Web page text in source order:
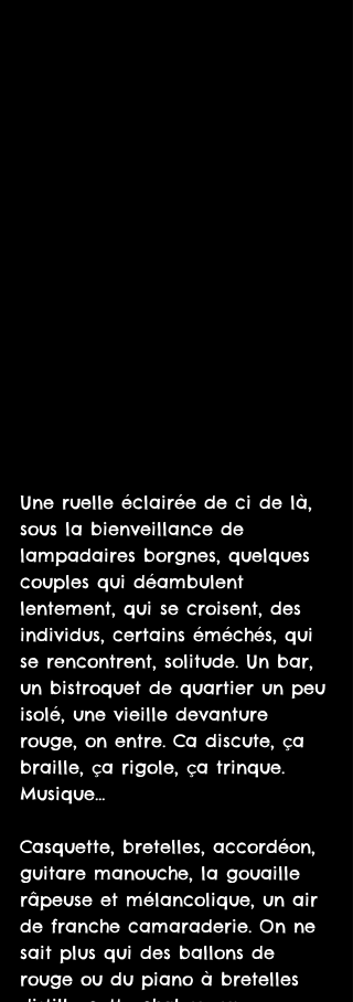
Une ruelle éclairée de ci de là,
sous la bienveillance de
lampadaires borgnes, quelques
couples qui déambulent
lentement, qui se croisent, des
individus, certains éméchés, qui
se rencontrent, solitude. Un bar,
un bistroquet de quartier un peu
isolé, une vieille devanture
rouge, on entre. Ca discute, ça
braille, ça rigole, ça trinque.
Musique…
Casquette, bretelles, accordéon,
guitare manouche, la gouaille
râpeuse et mélancolique, un air
de franche camaraderie. On ne
sait plus qui des ballons de
rouge ou du piano à bretelles